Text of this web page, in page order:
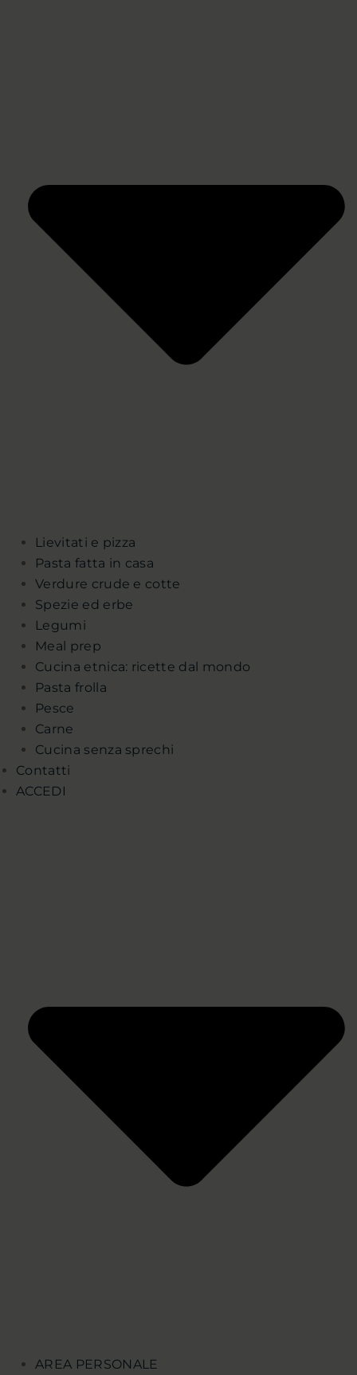
Lievitati e pizza
Pasta fatta in casa
Verdure crude e cotte
Spezie ed erbe
Legumi
Meal prep
Cucina etnica: ricette dal mondo
Pasta frolla
Pesce
Carne
Cucina senza sprechi
Contatti
ACCEDI
AREA PERSONALE